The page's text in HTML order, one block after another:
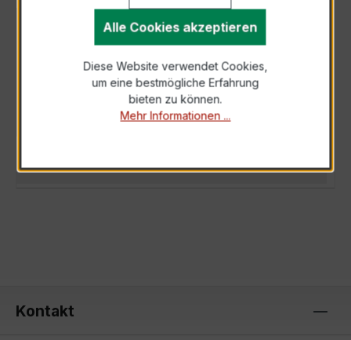
BESCHREIBUNG
Der WSK 40 30/5A 5VA Kl.0,5 ist ein
kompakter, hochpräziser Niederspannungs-
Messwandler der bewährten WSK-Serie,
Mehr
Kontakt
Alle Cookies akzeptieren
Diese Website verwendet Cookies,
um eine bestmögliche Erfahrung
bieten zu können.
Mehr Informationen ...